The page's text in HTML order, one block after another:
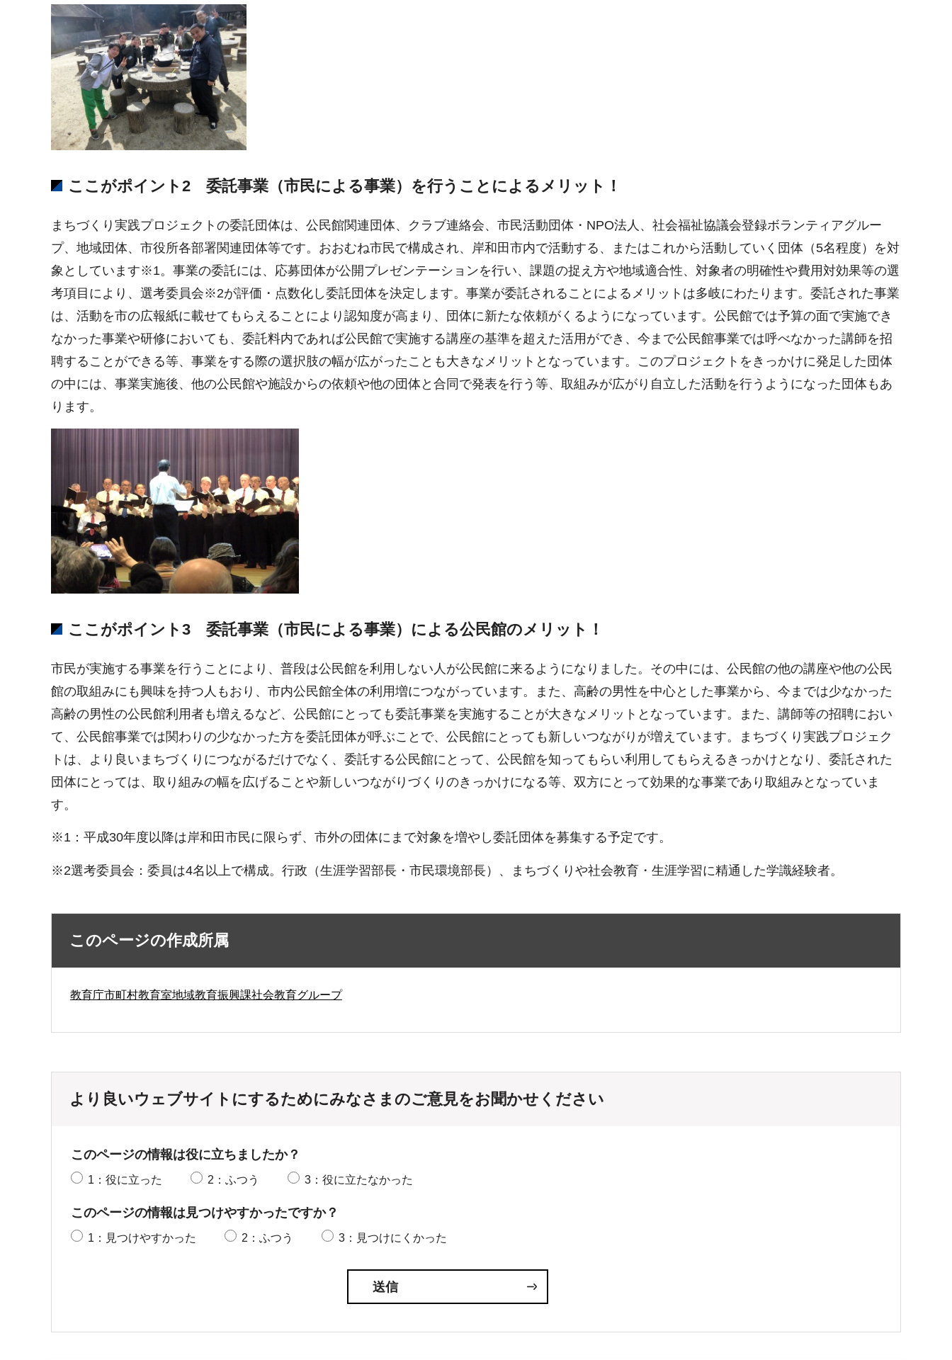
ここがポイント2 委託事業（市民による事業）を行うことによるメリット！
まちづくり実践プロジェクトの委託団体は、公民館関連団体、クラブ連絡会、市民活動団体・NPO法人、社会福祉協議会登録ボランティアグルー
プ、地域団体、市役所各部署関連団体等です。おおむね市民で構成され、岸和田市内で活動する、またはこれから活動していく団体（5名程度）を対
象としています※1。事業の委託には、応募団体が公開プレゼンテーションを行い、課題の捉え方や地域適合性、対象者の明確性や費用対効果等の選
考項目により、選考委員会※2が評価・点数化し委託団体を決定します。事業が委託されることによるメリットは多岐にわたります。委託された事業
は、活動を市の広報紙に載せてもらえることにより認知度が高まり、団体に新たな依頼がくるようになっています。公民館では予算の面で実施でき
なかった事業や研修においても、委託料内であれば公民館で実施する講座の基準を超えた活用ができ、今まで公民館事業では呼べなかった講師を招
聘することができる等、事業をする際の選択肢の幅が広がったことも大きなメリットとなっています。このプロジェクトをきっかけに発足した団体
の中には、事業実施後、他の公民館や施設からの依頼や他の団体と合同で発表を行う等、取組みが広がり自立した活動を行うようになった団体もあ
ります。
ここがポイント3 委託事業（市民による事業）による公民館のメリット！
市民が実施する事業を行うことにより、普段は公民館を利用しない人が公民館に来るようになりました。その中には、公民館の他の講座や他の公民
館の取組みにも興味を持つ人もおり、市内公民館全体の利用増につながっています。また、高齢の男性を中心とした事業から、今までは少なかった
高齢の男性の公民館利用者も増えるなど、公民館にとっても委託事業を実施することが大きなメリットとなっています。また、講師等の招聘におい
て、公民館事業では関わりの少なかった方を委託団体が呼ぶことで、公民館にとっても新しいつながりが増えています。まちづくり実践プロジェク
トは、より良いまちづくりにつながるだけでなく、委託する公民館にとって、公民館を知ってもらい利用してもらえるきっかけとなり、委託された
団体にとっては、取り組みの幅を広げることや新しいつながりづくりのきっかけになる等、双方にとって効果的な事業であり取組みとなっていま
す。
※1：平成30年度以降は岸和田市民に限らず、市外の団体にまで対象を増やし委託団体を募集する予定です。
※2選考委員会：委員は4名以上で構成。行政（生涯学習部長・市民環境部長）、まちづくりや社会教育・生涯学習に精通した学識経験者。
このページの作成所属
教育庁市町村教育室地域教育振興課社会教育グループ
より良いウェブサイトにするためにみなさまのご意見をお聞かせください
このページの情報は役に立ちましたか？
1：役に立った 2：ふつう 3：役に立たなかった
このページの情報は見つけやすかったですか？
1：見つけやすかった 2：ふつう 3：見つけにくかった